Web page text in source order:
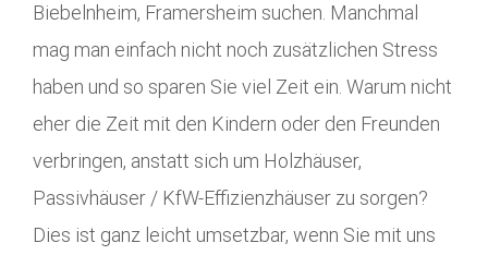
Biebelnheim, Framersheim suchen. Manchmal
mag man einfach nicht noch zusätzlichen Stress
haben und so sparen Sie viel Zeit ein. Warum nicht
eher die Zeit mit den Kindern oder den Freunden
verbringen, anstatt sich um Holzhäuser,
Passivhäuser / KfW-Effizienzhäuser zu sorgen?
Dies ist ganz leicht umsetzbar, wenn Sie mit uns